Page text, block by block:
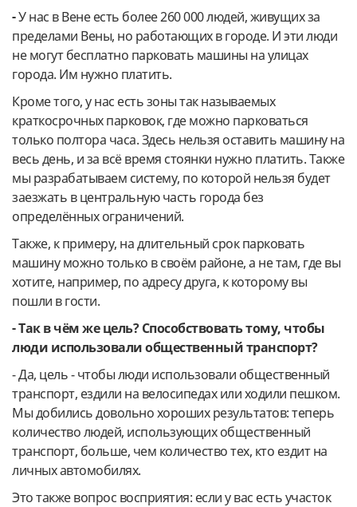
-У нас в Вене есть более 260 000 людей, живущих за
пределами Вены, но работающих в городе. И эти люди
не могут бесплатно парковать машины на улицах
города. Им нужно платить.
Кроме того, у нас есть зоны так называемых
краткосрочных парковок, где можно парковаться
только полтора часа. Здесь нельзя оставить машину на
весь день, и за всё время стоянки нужно платить. Также
мы разрабатываем систему, по которой нельзя будет
заезжать в центральную часть города без
определённых ограничений.
Также, к примеру, на длительный срок парковать
машину можно только в своём районе, а не там, где вы
хотите, например, по адресу друга, к которому вы
пошли в гости.
- Так в чём же цель? Способствовать тому, чтобы
люди использовали общественный транспорт?
- Да, цель - чтобы люди использовали общественный
транспорт, ездили на велосипедах или ходили пешком.
Мы добились довольно хороших результатов: теперь
количество людей, использующих общественный
транспорт, больше, чем количество тех, кто ездит на
личных автомобилях.
Это также вопрос восприятия: если у вас есть участок